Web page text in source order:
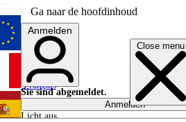
Ga naar de hoofdinhoud
Close menu
English
Français
Anmelden
Sie sind abgemeldet.
Anmelden
Licht aus